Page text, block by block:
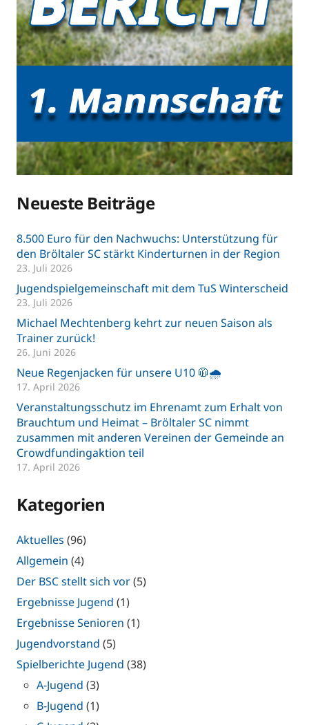
Neueste Beiträge
8.500 Euro für den Nachwuchs: Unterstützung für
den Bröltaler SC stärkt Kinderturnen in der Region
23. Juli 2026
Jugendspielgemeinschaft mit dem TuS Winterscheid
23. Juli 2026
Michael Mechtenberg kehrt zur neuen Saison als
Trainer zurück!
26. Juni 2026
Neue Regenjacken für unsere U10 🧥🌧️
17. April 2026
Veranstaltungsschutz im Ehrenamt zum Erhalt von
Brauchtum und Heimat – Bröltaler SC nimmt
zusammen mit anderen Vereinen der Gemeinde an
Crowdfundingaktion teil
17. April 2026
Kategorien
Aktuelles (96)
Allgemein (4)
Der BSC stellt sich vor(5)
Ergebnisse Jugend (1)
Ergebnisse Senioren (1)
Jugendvorstand (5)
Spielberichte Jugend (38)
A-Jugend (3)
B-Jugend (1)